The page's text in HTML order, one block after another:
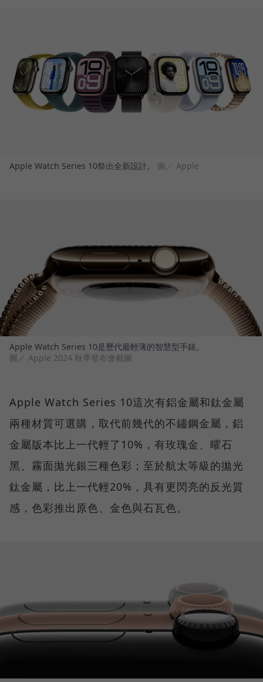
Apple Watch Series 10祭出全新設計。 圖／ Apple
Apple Watch Series 10是歷代最輕薄的智慧型手錶。
圖／ Apple 2024 秋季發布會截圖
Apple Watch Series 10這次有鋁金屬和鈦金屬
兩種材質可選購，取代前幾代的不鏽鋼金屬，鋁
金屬版本比上一代輕了10%，有玫瑰金、曜石
黑、霧面拋光銀三種色彩；至於航太等級的拋光
鈦金屬，比上一代輕20%，具有更閃亮的反光質
感，色彩推出原色、金色與石瓦色。